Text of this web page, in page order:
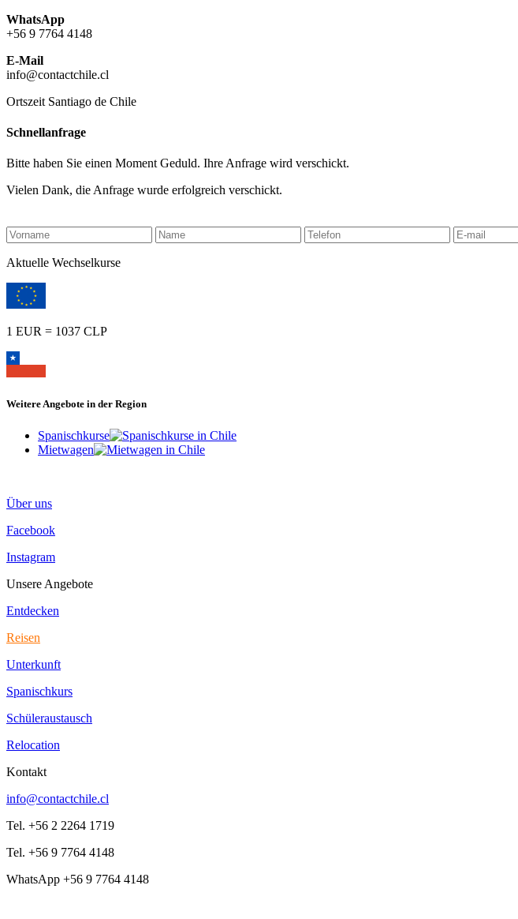
WhatsApp
+56 9 7764 4148
E-Mail
info@contactchile.cl
Ortszeit Santiago de Chile
Schnellanfrage
Bitte haben Sie einen Moment Geduld. Ihre Anfrage wird verschickt.
Vielen Dank, die Anfrage wurde erfolgreich verschickt.
Aktuelle Wechselkurse
1 EUR = 1037 CLP
Weitere Angebote in der Region
Spanischkurse
Mietwagen
Über uns
Facebook
Instagram
Unsere Angebote
Entdecken
Reisen
Unterkunft
Spanischkurs
Schüleraustausch
Relocation
Kontakt
info@contactchile.cl
Tel. +56 2 2264 1719
Tel. +56 9 7764 4148
WhatsApp +56 9 7764 4148